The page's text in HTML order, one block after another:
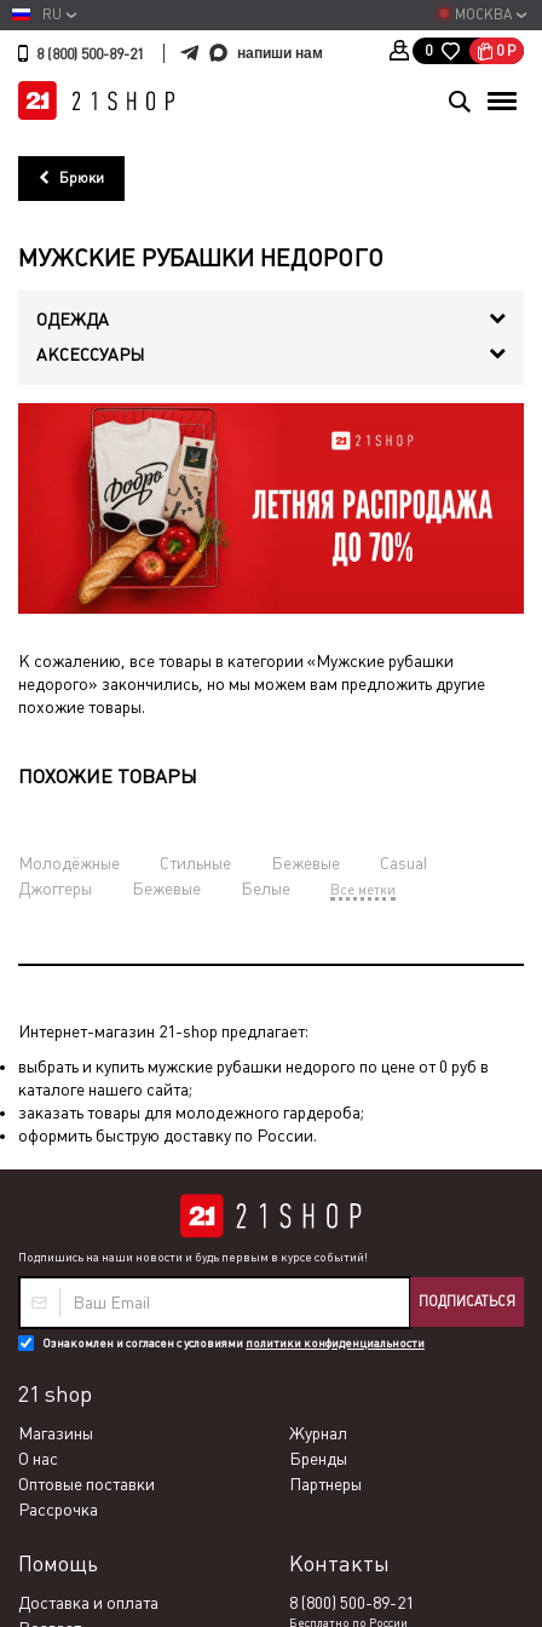
МОСКВА
RU
8 (800) 500-89-21 напиши нам 0 0 Р
Брюки
МУЖСКИЕ РУБАШКИ НЕДОРОГО
ОДЕЖДА
АКСЕССУАРЫ
К сожалению, все товары в категории «Мужские рубашки
недорого» закончились, но мы можем вам предложить другие
похожие товары.
ПОХОЖИЕ ТОВАРЫ
Молодёжные Стильные Бежевые
Casual
Джоггеры
Бежевые Белые Все метки
Интернет-магазин 21-shop предлагает:
выбрать и купить мужские рубашки недорого по цене от 0 руб в
каталоге нашего сайта;
заказать товары для молодежного гардероба;
оформить быструю доставку по России.
Подпишись на наши новости и будь первым в курсе событий!
ПОДПИСАТЬСЯ
Ознакомлен и согласен с условиями политики конфиденциальности
21 shop
Магазины
Журнал
О нас
Бренды
Оптовые поставки
Партнеры
Рассрочка
Помощь
Доставка и оплата
Контакты
8 (800) 500-89-21
Бесплатно по России